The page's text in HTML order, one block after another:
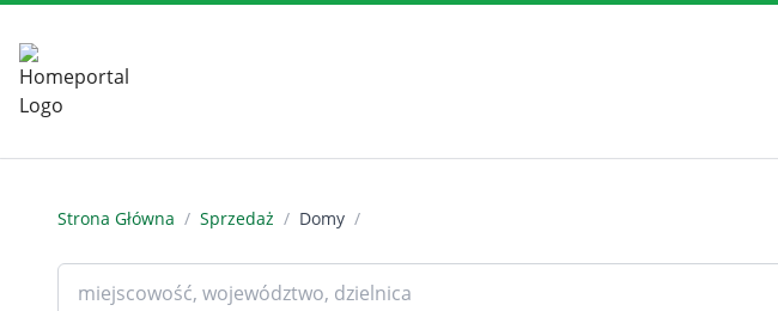
Strona Główna / Sprzedaż / Domy /